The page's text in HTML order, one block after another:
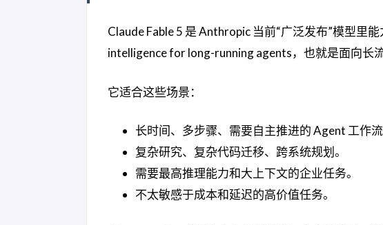
Claude Fable 5 是 Anthropic 当前“广泛发布”模型里
intelligence for long-running agents，也就是面向长
它适合这些场景：
长时间、多步骤、需要自主推进的 Agent 工作流
复杂研究、复杂代码迁移、跨系统规划。
需要最高推理能力和大上下文的企业任务。
不太敏感于成本和延迟的高价值任务。